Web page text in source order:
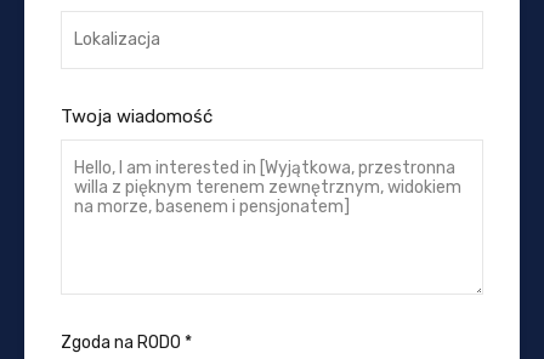
Twoja wiadomość
Zgoda na RODO *